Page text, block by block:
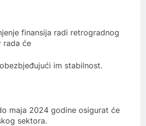
finansija radi retrogradnog
rada će
im stabilnost.
maja 2024 godine osigurat će
sektora.